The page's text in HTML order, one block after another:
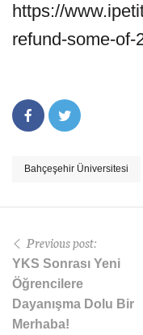
https://
refund-some-of-
Bahçeşehir Üniversitesi
Previous post:
YKS Sonrası Yeni
Öğrencilere
Dayanışma Dolu Bir
Merhaba!